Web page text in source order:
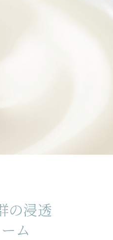
投稿日：2021
乾燥が気になるはずの夕方でも
投稿日：2020
の浸透
ム